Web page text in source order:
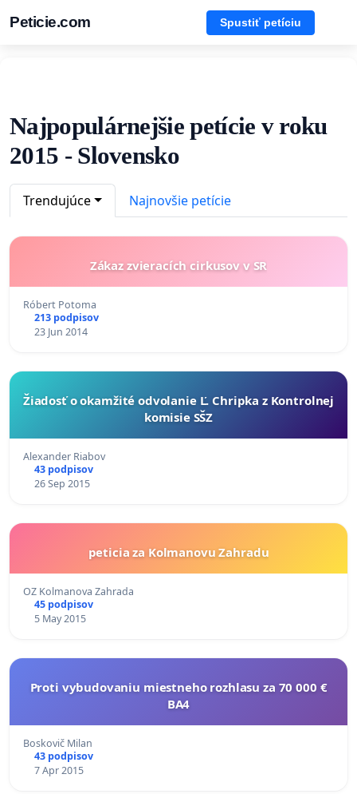
Peticie.com Spustiť petíciu
Najpopulárnejšie petície v roku
2015 - Slovensko
Trendujúce Najnovšie petície
Zákaz zvieracích cirkusov v SR
Róbert Potoma
213 podpisov
23 Jun 2014
Žiadosť o okamžité odvolanie Ľ. Chripka z Kontrolnej
komisie SŠZ
Alexander Riabov
43 podpisov
26 Sep 2015
peticia za Kolmanovu Zahradu
OZ Kolmanova Zahrada
45 podpisov
5 May 2015
Proti vybudovaniu miestneho rozhlasu za 70 000 €
BA4
Boskovič Milan
43 podpisov
7 Apr 2015